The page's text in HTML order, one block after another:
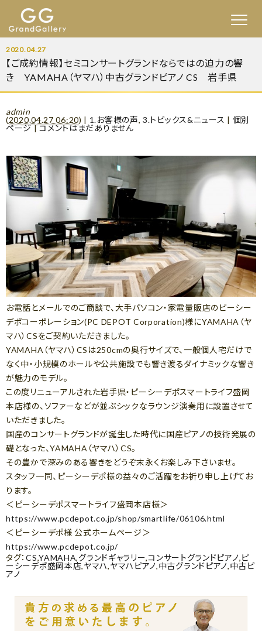
2020.04.27
【ご成約情報】セミコンサートグランドならではの迫力の響
き YAMAHA（ヤマハ）中古グランドピアノ CS 岩手県
admin
(2020.04.27 06:20) | 1.お客様の声,3.トピックス&ニュース | 個別
ページ|コメントはまだありません
お電話とメールでのご商談で、大手パソコン・家電量販店のピーシー
デポコーポレーション(PC DEPOT Corporation)様にYAMAHA（ヤ
マハ）CSをご契約いただきました。
YAMAHA（ヤマハ）CSは250cmの奥行サイズで、一般個人宅だけで
なく中・小規模のホールや公共施設でも響き渡るダイナミックな響き
が魅力のモデル。
この度リニューアルされた岩手県・ピーシーデポスマートライフ盛岡
本店様の、ソファーなどが並ぶシックなラウンジ演奏用に設置させて
いただきました。
国産のコンサートグランドが誕生した時代に国産ピアノの技術発展の
礎となった、YAMAHA（ヤマハ）CS。
その豊かで深みのある響きをどうぞ末永くお楽しみ下さいませ。
スタッフ一同、ピーシーデポ様の益々のご活躍をお祈り申し上げてお
ります。
＜ピーシーデポスマートライフ盛岡本店様＞
https://www.pcdepot.co.jp/shop/smartlife/06106.html
＜ピーシーデポ様 公式ホームページ＞
https://www.pcdepot.co.jp/
タグ：CS,YAMAHA,グランドギャラリー,コンサートグランドピアノ,ピ
ーシーデポ盛岡本店,ヤマハ,ヤマハピアノ,中古グランドピアノ,中古ピ
アノ